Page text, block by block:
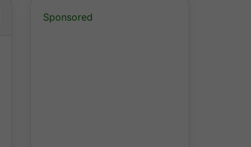
Sponsored